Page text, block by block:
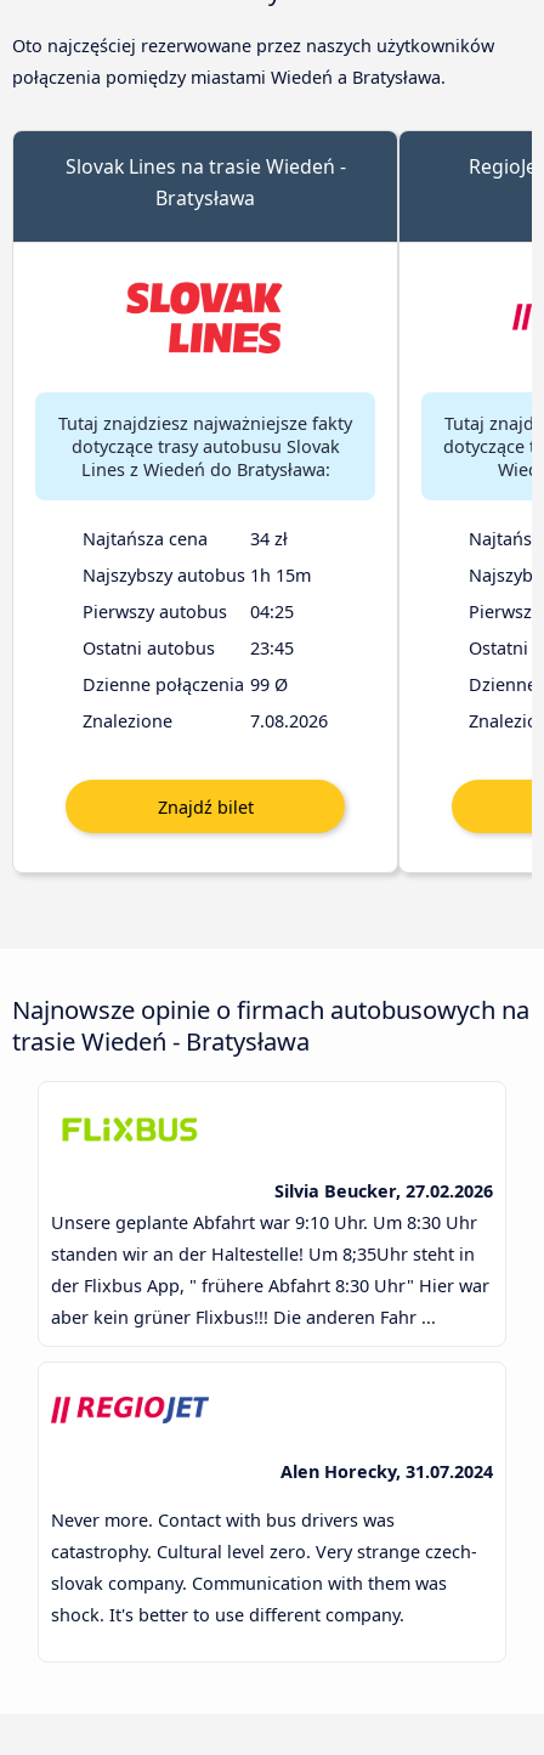
Oto najczęściej rezerwowane przez naszych użytkowników
połączenia pomiędzy miastami Wiedeń a Bratysława.
Slovak Lines na trasie Wiedeń -
Bratysława
Tutaj znajdziesz najważniejsze fakty
dotyczące trasy autobusu Slovak
Lines z Wiedeń do Bratysława:
Najtańsza cena
34 zł
Najszybszy autobus 1h 15m
Pierwszy autobus
04:25
Ostatni autobus
23:45
Dzienne połączenia 99 Ø
Znalezione
7.08.2026
Tutaj
dotyczące
Ostatni
Dzienne
Najnowsze opinie o firmach autobusowych na
trasie Wiedeń - Bratysława
Silvia Beucker, 27.02.2026
Unsere geplante Abfahrt war 9:10 Uhr. Um 8:30 Uhr
standen wir an der Haltestelle! Um 8;35Uhr steht in
der Flixbus App, " frühere Abfahrt 8:30 Uhr" Hier war
aber kein grüner Flixbus!!! Die anderen Fahr ...
Alen Horecky, 31.07.2024
Never more. Contact with bus drivers was
catastrophy. Cultural level zero. Very strange czech-
slovak company. Communication with them was
shock. It's better to use different company.